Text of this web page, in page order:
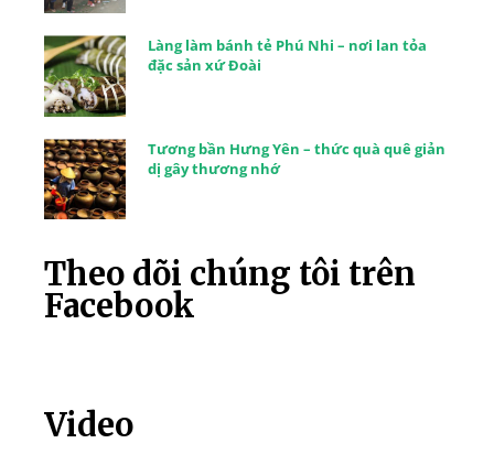
Làng làm bánh tẻ Phú Nhi – nơi lan tỏa
đặc sản xứ Đoài
Tương bần Hưng Yên – thức quà quê giản
dị gây thương nhớ
Theo dõi chúng tôi trên
Facebook
Video